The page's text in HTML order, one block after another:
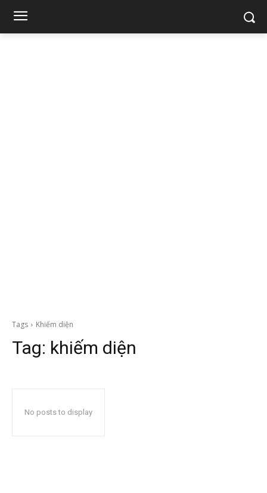
Tags Khiếm diện
Tag: khiếm diện
No posts to display